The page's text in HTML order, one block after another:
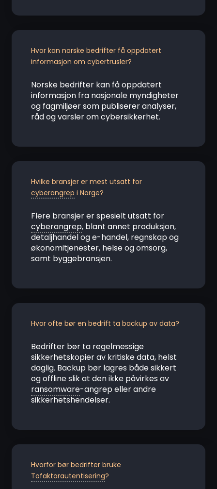
Hvor kan norske bedrifter få oppdatert
informasjon om cybertrusler?
Norske bedrifter kan få oppdatert
informasjon fra nasjonale myndigheter
og fagmiljøer som publiserer analyser,
råd og varsler om cybersikkerhet.
Hvilke bransjer er mest utsatt for
cyberangrep i Norge?
Flere bransjer er spesielt utsatt for
cyberangrep, blant annet produksjon,
detaljhandel og e-handel, regnskap og
økonomitjenester, helse og omsorg,
samt byggebransjen.
Hvor ofte bør en bedrift ta backup av data?
Bedrifter bør ta regelmessige
sikkerhetskopier av kritiske data, helst
daglig. Backup bør lagres både sikkert
og offline slik at den ikke påvirkes av
ransomware-angrep eller andre
sikkerhetshendelser.
Hvorfor bør bedrifter bruke
Tofaktorautentisering?